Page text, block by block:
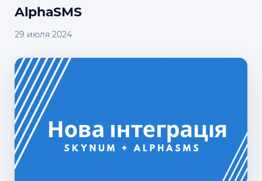
AlphaSMS
29 июля 2024